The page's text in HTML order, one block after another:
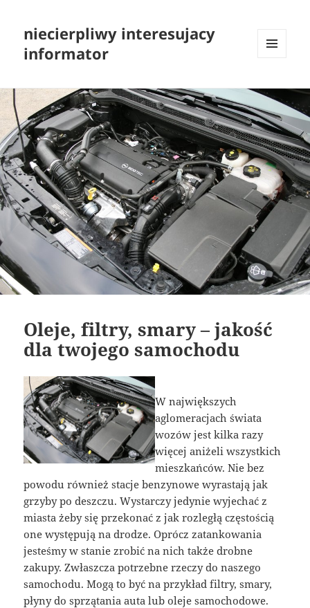
niecierpliwy interesujacy
informator
WIDGETY
Oleje, filtry, smary – jakość
dla twojego samochodu
W największych
aglomeracjach świata
wozów jest kilka razy
więcej aniżeli wszystkich
mieszkańców. Nie bez
powodu również stacje benzynowe wyrastają jak
grzyby po deszczu. Wystarczy jedynie wyjechać z
miasta żeby się przekonać z jak rozległą częstością
one występują na drodze. Oprócz zatankowania
jesteśmy w stanie zrobić na nich także drobne
zakupy. Zwłaszcza potrzebne rzeczy do naszego
samochodu. Mogą to być na przykład filtry, smary,
płyny do sprzątania auta lub oleje samochodowe.